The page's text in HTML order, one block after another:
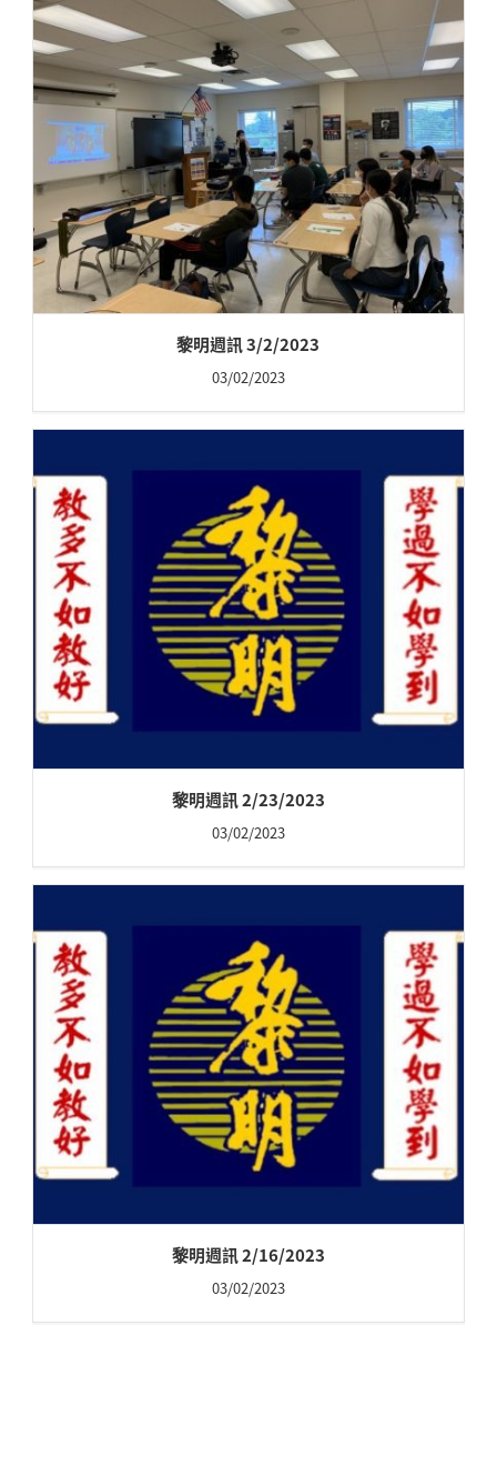
黎明週訊 3/2/2023
03/02/2023
黎明週訊 2/23/2023
03/02/2023
黎明週訊 2/16/2023
03/02/2023